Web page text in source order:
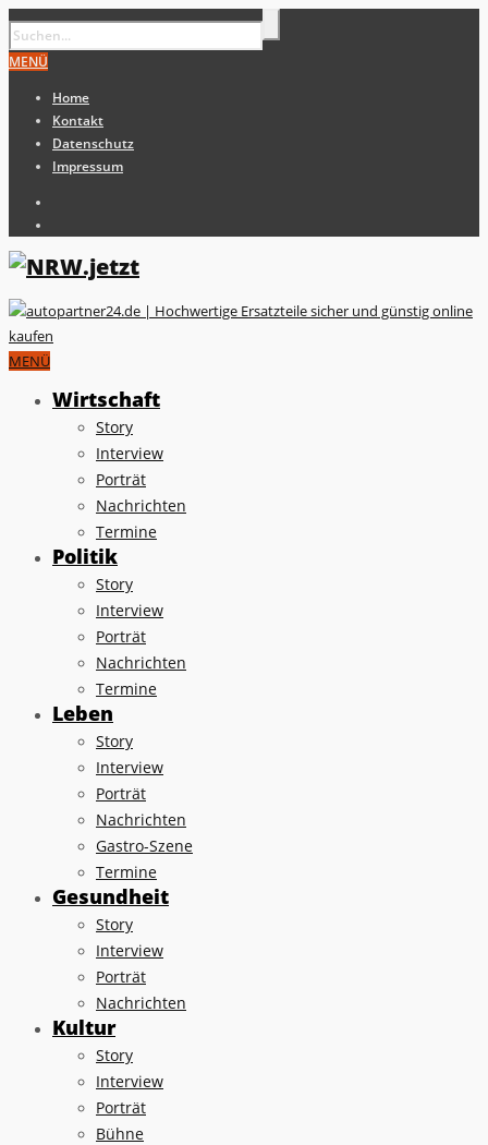
MENÜ
Home
Kontakt
Datenschutz
Impressum
MENÜ
Wirtschaft
Story
Interview
Porträt
Nachrichten
Termine
Politik
Story
Interview
Porträt
Nachrichten
Termine
Leben
Story
Interview
Porträt
Nachrichten
Gastro-Szene
Termine
Gesundheit
Story
Interview
Porträt
Nachrichten
Kultur
Story
Interview
Porträt
Bühne